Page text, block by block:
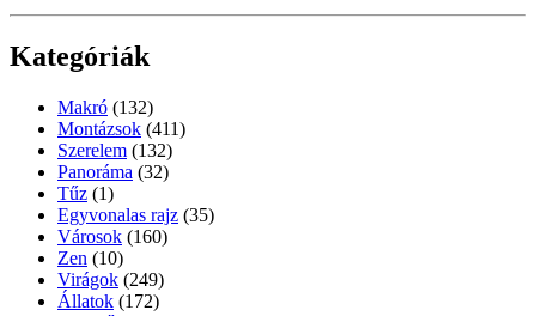
Kategóriák
Makró (132)
Montázsok (411)
Szerelem (132)
Panoráma (32)
Tűz (1)
Egyvonalas rajz (35)
Városok (160)
Zen (10)
Virágok (249)
Állatok (172)